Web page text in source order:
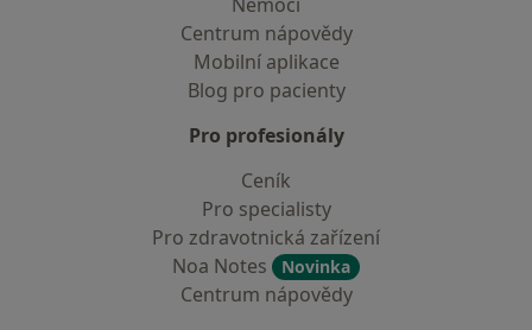
Centrum nápovědy
Mobilní aplikace
Blog pro pacienty
Pro profesionály
Ceník
Pro specialisty
Pro zdravotnická zařízení
Noa Notes
Novinka
Centrum nápovědy